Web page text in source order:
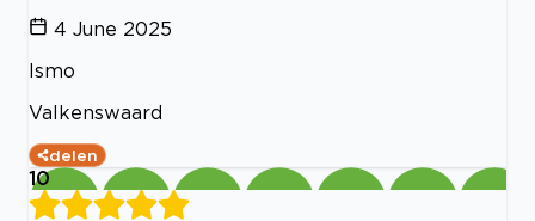
4 June 2025
Ismo
Valkenswaard
delen
10